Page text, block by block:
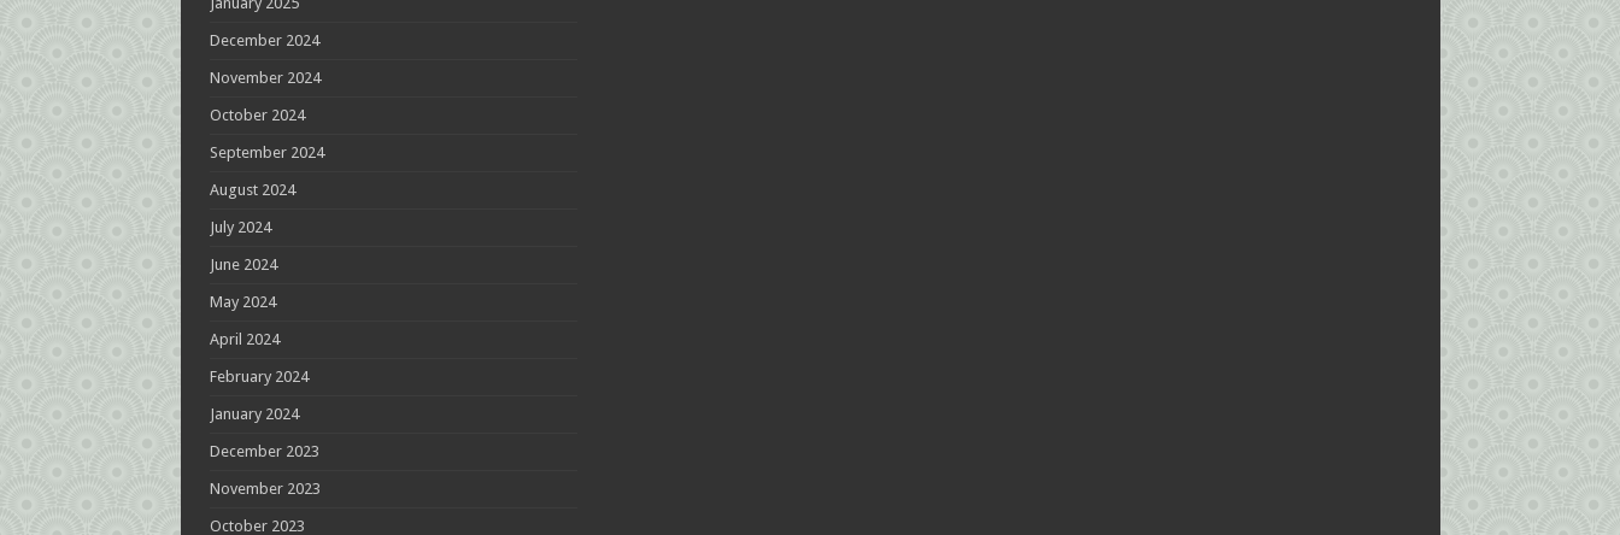
December 2024
November 2024
October 2024
September 2024
August 2024
July 2024
June 2024
May 2024
April 2024
February 2024
January 2024
December 2023
November 2023
October 2023